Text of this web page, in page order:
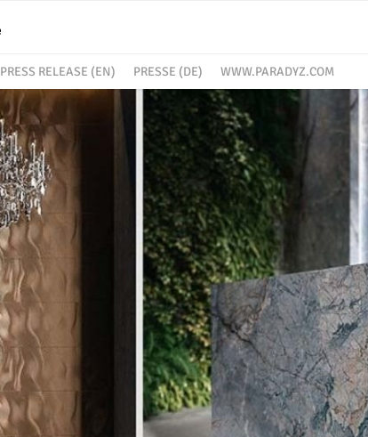
PRESS RELEASE (EN) PRESSE (DE) WWW.PARADYZ.COM